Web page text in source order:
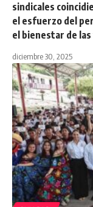
sindicales
el esfuerzo del
el bienestar de
diciembre 30, 2025